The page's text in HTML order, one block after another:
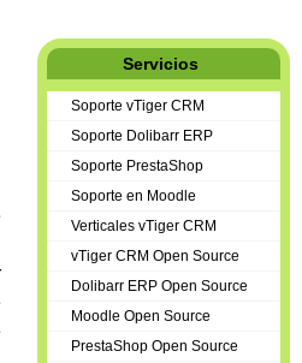
Servicios
Soporte vTiger CRM
Soporte Dolibarr ERP
Soporte PrestaShop
Soporte en Moodle
Verticales vTiger CRM
vTiger CRM Open Source
Dolibarr ERP Open Source
Moodle Open Source
PrestaShop Open Source